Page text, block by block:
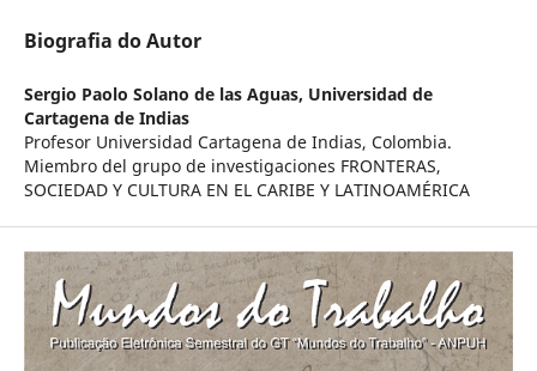
Biografia do Autor
Sergio Paolo Solano de las Aguas, Universidad de
Cartagena de Indias
Profesor Universidad Cartagena de Indias, Colombia.
Miembro del grupo de investigaciones FRONTERAS,
SOCIEDAD Y CULTURA EN EL CARIBE Y LATINOAMÉRICA